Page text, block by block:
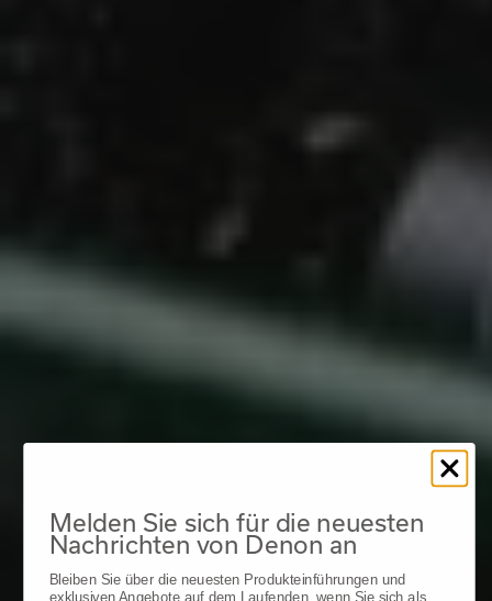
Melden Sie sich für die neuesten
Nachrichten von Denon an
Bleiben Sie über die neuesten Produkteinführungen und
exklusiven Angebote auf dem Laufenden, wenn Sie sich als